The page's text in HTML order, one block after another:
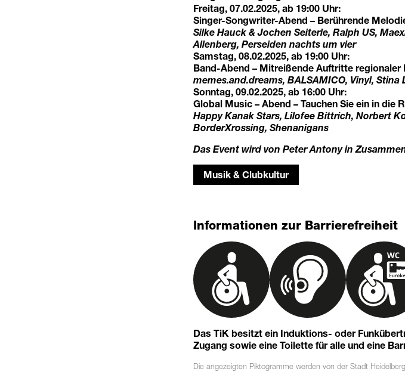
Freitag, 07.02.2025, ab 19:00 Uhr:
Singer-Songwriter-Abend – Berührende
Silke Hauck & Jochen Seiterle, Ralph US,
Allenberg, Perseiden nachts um vier
Samstag, 08.02.2025, ab 19:00 Uhr:
Band-Abend – Mitreißende Auftritte regionaler
memes.and.dreams, BALSAMICO, Vinyl, Stina
Sonntag, 09.02.2025, ab 16:00 Uhr:
Global Music – Abend – Tauchen Sie ein in die
Happy Kanak Stars, Lilofee Bittrich, Norbert
BorderXrossing, Shenanigans
Das Event wird von Peter Antony in
Musik & Clubkultur
Informationen zur Barrierefreiheit
Das TiK besitzt ein Induktions- oder
Zugang sowie eine Toilette für alle und eine
Die angezeigten Piktogramme werden von der Stadt